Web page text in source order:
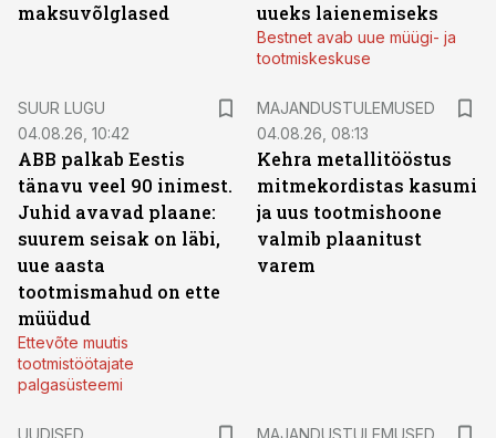
maksuvõlglased
uueks laienemiseks
Bestnet avab uue müügi- ja
tootmiskeskuse
SUUR LUGU
04.08.26, 10:42
ABB palkab Eestis
tänavu veel 90 inimest.
Juhid avavad plaane:
suurem seisak on läbi,
uue aasta
tootmismahud on ette
müüdud
Ettevõte muutis
tootmistöötajate
palgasüsteemi
MAJANDUSTULEMUSED
04.08.26, 08:13
Kehra metallitööstus
mitmekordistas kasumi
ja uus tootmishoone
valmib plaanitust
varem
UUDISED MAJANDUSTULEMUSED